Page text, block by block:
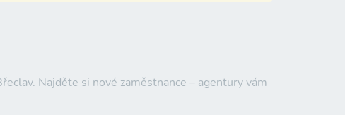
Najděte si nové zaměstnance – agentury vám